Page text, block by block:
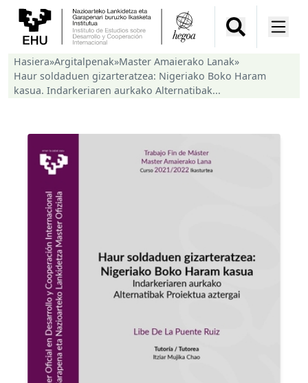
Hasiera»Argitalpenak»Master Amaierako Lanak»
Haur soldaduen gizarteratzea: Nigeriako Boko Haram
kasua. Indarkeriaren aurkako Alternatibak...